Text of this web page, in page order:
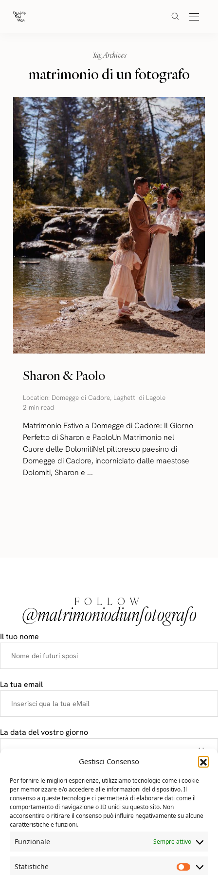
Gestisci Consenso
Per fornire le migliori esperienze, utilizziamo tecnologie come i cookie
per memorizzare e/o accedere alle informazioni del dispositivo. Il
consenso a queste tecnologie ci permetterà di elaborare dati come il
comportamento di navigazione o ID unici su questo sito. Non
acconsentire o ritirare il consenso può influire negativamente su alcune
caratteristiche e funzioni.
Funzionale Sempre attivo
Statistiche
Tag Archives
matrimonio di un fotografo
Sharon & Paolo
Location: Domegge di Cadore, Laghetti di Lagole
2 min read
Matrimonio Estivo a Domegge di Cadore: Il Giorno
Perfetto di Sharon e PaoloUn Matrimonio nel
Cuore delle DolomitiNel pittoresco paesino di
Domegge di Cadore, incorniciato dalle maestose
Dolomiti, Sharon e ...
FOLLOW
@matrimoniodiunfotografo
Il tuo nome
La tua email
La data del vostro giorno
Il tuo messaggio